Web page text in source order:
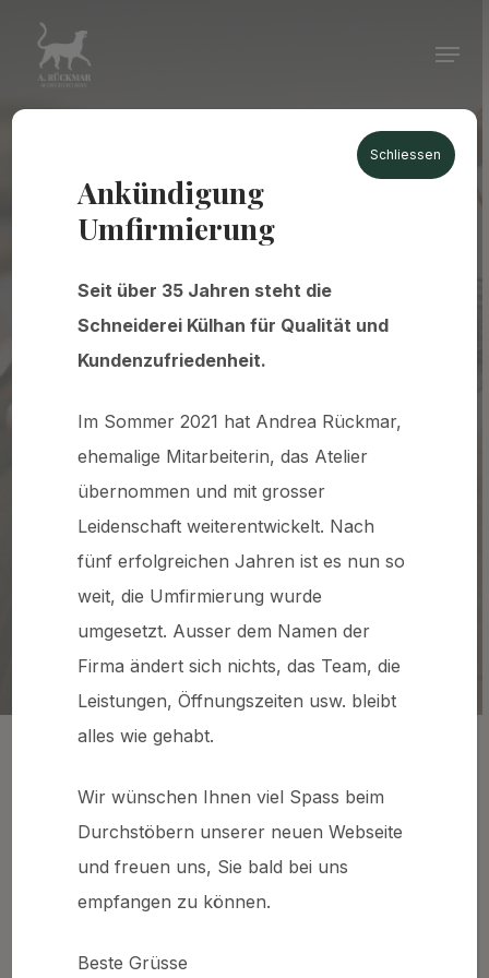
main
content
Menu
Überuns
Beratung:In unserer Schneiderei verbinden
wir traditionelles Handwerk mit zeitgemässer
Präzision. Seit über 30 Jahren stehen wir in
Die Schneiderei wurde im Jahr 1988 von
Melek Külhan gegründet.Von Beginn an war
es sein Anspruch, handwerkliche Qualität mit
Zuverlässigkeit und persönlichem Service zu
Menu
Ankündigung
Umfirmierung
Seit über 35 Jahren steht die
Schneiderei Külhan für Qualität und
Kundenzufriedenheit.
Im Sommer 2021 hat Andrea Rückmar,
ehemalige Mitarbeiterin, das Atelier
übernommen und mit grosser
Leidenschaft weiterentwickelt.​ Nach
fünf erfolgreichen Jahren ist es nun so
weit, die Umfirmierung wurde
umgesetzt. Ausser dem Namen der
Firma ändert sich nichts, das Team, die
Leistungen, Öffnungszeiten usw. bleibt
alles wie gehabt.
Wir wünschen Ihnen viel Spass beim
Durchstöbern unserer neuen Webseite
und freuen uns, Sie bald bei uns
empfangen zu können.
Beste Grüsse
Schliessen